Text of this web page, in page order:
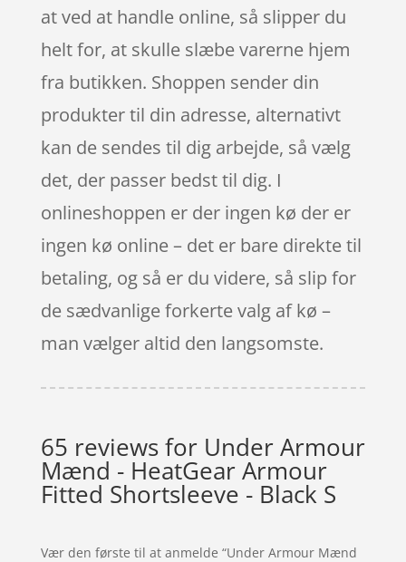
at ved at handle online, så slipper du
helt for, at skulle slæbe varerne hjem
fra butikken. Shoppen sender din
produkter til din adresse, alternativt
kan de sendes til dig arbejde, så vælg
det, der passer bedst til dig. I
onlineshoppen er der ingen kø der er
ingen kø online – det er bare direkte til
betaling, og så er du videre, så slip for
de sædvanlige forkerte valg af kø –
man vælger altid den langsomste.
65 reviews for Under Armour
Mænd - HeatGear Armour
Fitted Shortsleeve - Black S
Vær den første til at anmelde “Under Armour Mænd